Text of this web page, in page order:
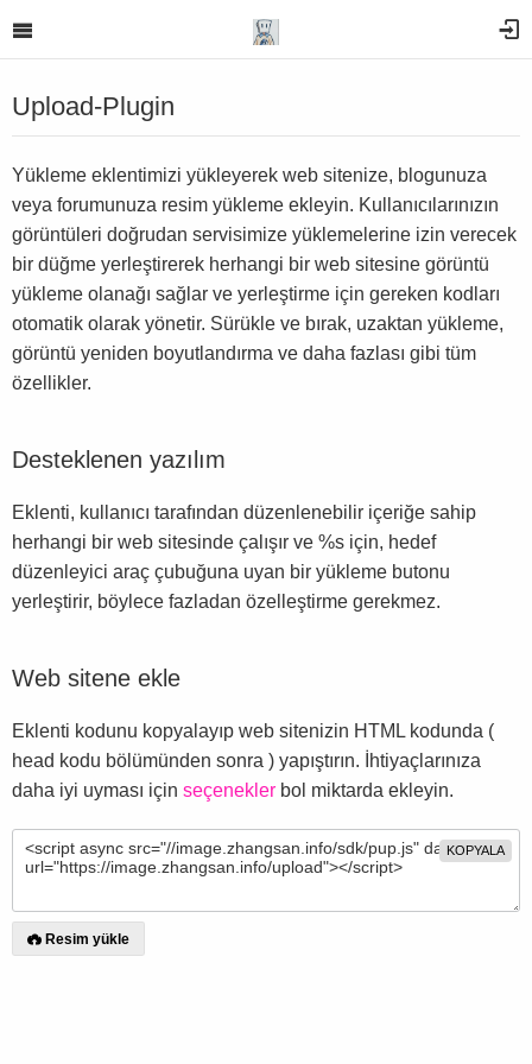
Upload-Plugin
Yükleme eklentimizi yükleyerek web sitenize, blogunuza
veya forumunuza resim yükleme ekleyin. Kullanıcılarınızın
görüntüleri doğrudan servisimize yüklemelerine izin verecek
bir düğme yerleştirerek herhangi bir web sitesine görüntü
yükleme olanağı sağlar ve yerleştirme için gereken kodları
otomatik olarak yönetir. Sürükle ve bırak, uzaktan yükleme,
görüntü yeniden boyutlandırma ve daha fazlası gibi tüm
özellikler.
Desteklenen yazılım
Eklenti, kullanıcı tarafından düzenlenebilir içeriğe sahip
herhangi bir web sitesinde çalışır ve %s için, hedef
düzenleyici araç çubuğuna uyan bir yükleme butonu
yerleştirir, böylece fazladan özelleştirme gerekmez.
Web sitene ekle
Eklenti kodunu kopyalayıp web sitenizin HTML kodunda (
head kodu bölümünden sonra ) yapıştırın. İhtiyaçlarınıza
daha iyi uyması için seçenekler bol miktarda ekleyin.
KOPYALA
Resim yükle